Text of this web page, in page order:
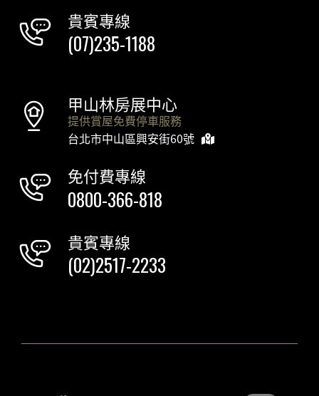
貴賓專線
(07)235-1188
甲山林房展中心
提供賞屋免費停車服務
台北市中山區興安街60號
免付費專線
0800-366-818
貴賓專線
(02)2517-2233